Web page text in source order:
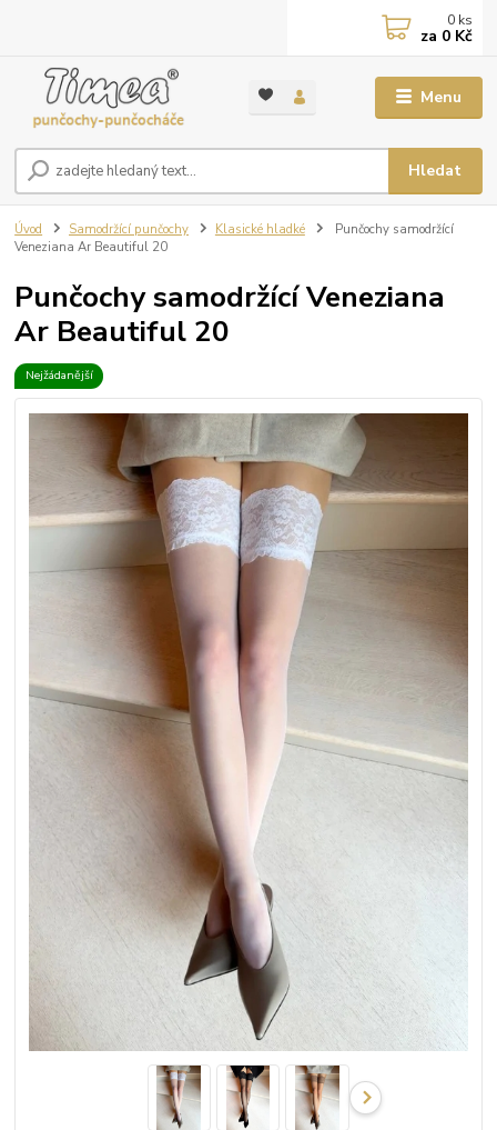
Menu
Hledat
0 ks
za 0 Kč
Úvod Samodržící punčochy Klasické hladké
Punčochy samodržící
Veneziana Ar Beautiful 20
Punčochy samodržící Veneziana
Ar Beautiful 20
Nejžádanější